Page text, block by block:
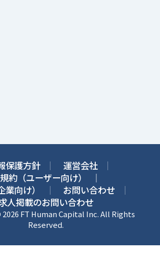
保護方針
運営会社
約（ユーザー向け）
向け）
お問い合わせ
人掲載のお問い合わせ
FT Human Capital Inc. All Rights
Reserved.